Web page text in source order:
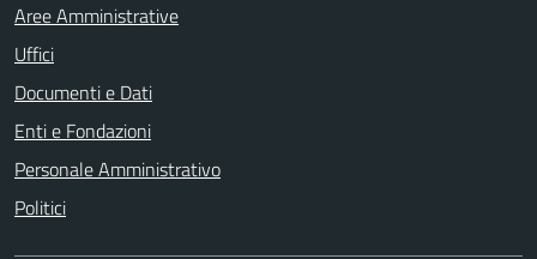
Aree Amministrative
Uffici
Documenti e Dati
Enti e Fondazioni
Personale Amministrativo
Politici